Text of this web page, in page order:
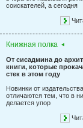
соискателей, а сегодня
Книжная полка
От сисадмина до
книги, которые
стек в этом году
Новинки от
отличаются тем, что в
делается упор